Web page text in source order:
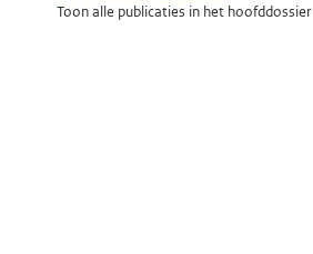
Toon alle publicaties in het hoofddossier